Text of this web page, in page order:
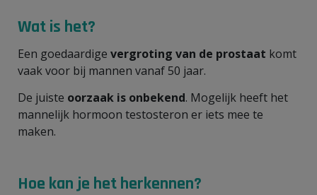
Wat is het?
Een goedaardige vergroting van de prostaat komt
vaak voor bij mannen vanaf 50 jaar.
De juiste oorzaak is onbekend. Mogelijk heeft het
mannelijk hormoon testosteron er iets mee te
maken.
Hoe kan je het herkennen?